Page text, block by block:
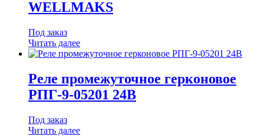
WELLMAKS
Под заказ
Читать далее
Реле промежуточное герконовое
РПГ-9-05201 24В
Под заказ
Читать далее